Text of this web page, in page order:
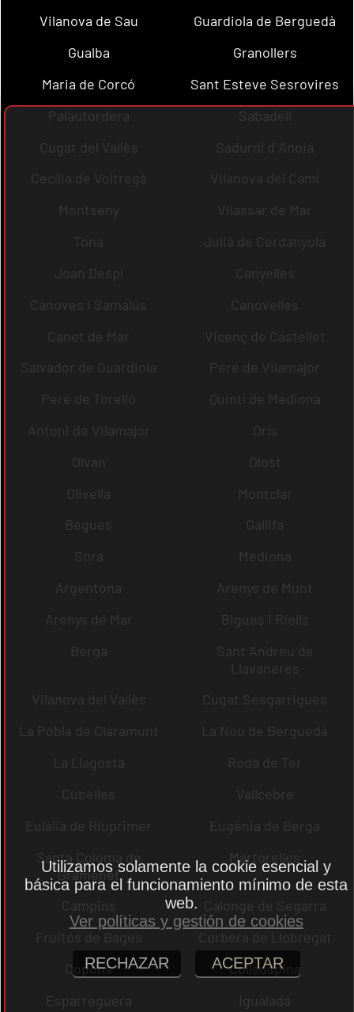
Vilanova de Sau
Guardiola de Berguedà
Gualba
Granollers
Maria de Corcó
Sant Esteve Sesrovires
Palautordera
Sabadell
Cugat del Vallès
Sadurní d´Anoia
Cecília de Voltregà
Vilanova del Camí
Montseny
Vilassar de Mar
Tona
Julià de Cerdanyola
Joan Despí
Canyelles
Cànoves i Samalús
Canovelles
Canet de Mar
Vicenç de Castellet
Salvador de Guardiola
Pere de Vilamajor
Pere de Torelló
Quintí de Mediona
Antoni de Vilamajor
Orís
Olvan
Olost
Olivella
Montclar
Begues
Gallifa
Sora
Mediona
Argentona
Arenys de Munt
Arenys de Mar
Bigues i Riells
Berga
Sant Andreu de
Llavaneres
Vilanova del Vallès
Cugat Sesgarrigues
La Pobla de Claramunt
La Nou de Berguedà
La Llagosta
Roda de Ter
Cubelles
Vallcebre
Eulàlia de Riuprimer
Eugènia de Berga
Santa Coloma de
Gramenet
Martorelles
Campins
Calonge de Segarra
Fruitós de Bages
Corbera de Llobregat
Copons
Collsuspina
Esparreguera
Igualada
Utilizamos solamente la cookie esencial y
básica para el funcionamiento mínimo de esta
web.
Ver políticas y gestión de cookies
RECHAZAR ACEPTAR